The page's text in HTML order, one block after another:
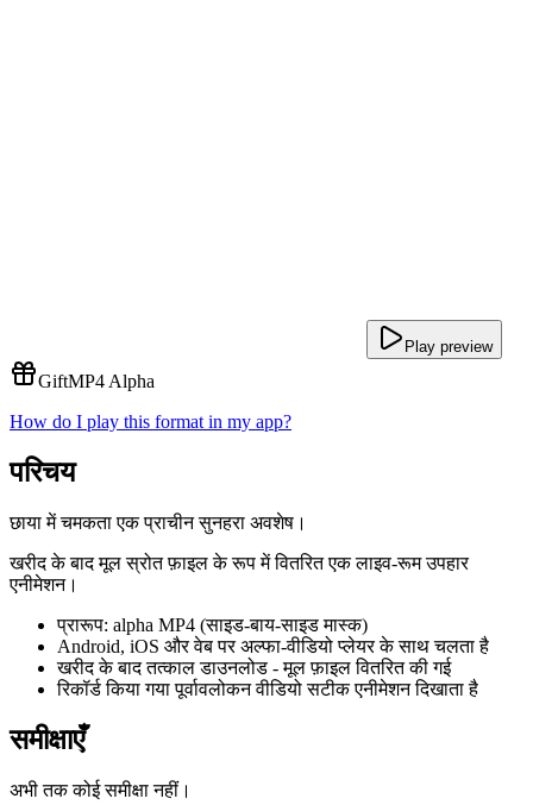
Play preview
GiftMP4 Alpha
How do I play this format in my app?
परिचय
छाया में चमकता एक प्राचीन सुनहरा अवशेष।
खरीद के बाद मूल स्रोत फ़ाइल के रूप में वितरित एक लाइव-रूम उपहार
एनीमेशन।
प्रारूप: alpha MP4 (साइड-बाय-साइड मास्क)
Android, iOS और वेब पर अल्फा-वीडियो प्लेयर के साथ चलता है
खरीद के बाद तत्काल डाउनलोड - मूल फ़ाइल वितरित की गई
रिकॉर्ड किया गया पूर्वावलोकन वीडियो सटीक एनीमेशन दिखाता है
समीक्षाएँ
अभी तक कोई समीक्षा नहीं।